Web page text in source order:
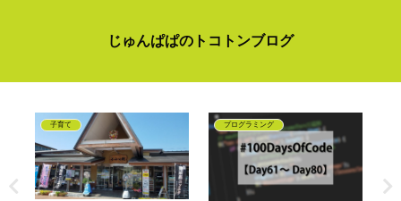
じゅんぱぱのトコトンブログ
子育て プログラミング